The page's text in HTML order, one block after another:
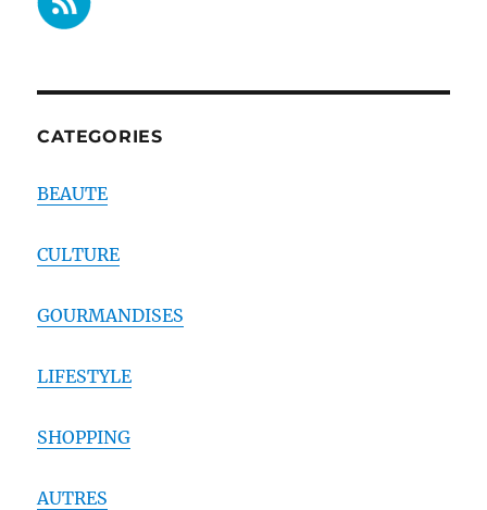
CATEGORIES
BEAUTE
CULTURE
GOURMANDISES
LIFESTYLE
SHOPPING
AUTRES